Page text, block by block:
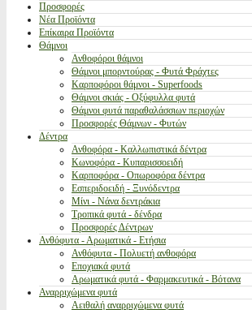
Προσφορές
Νέα Προϊόντα
Επίκαιρα Προϊόντα
Θάμνοι
Ανθοφόροι θάμνοι
Θάμνοι μπορντούρας - Φυτά Φράχτες
Καρποφόροι θάμνοι - Superfoods
Θάμνοι σκιάς - Οξύφυλλα φυτά
Θάμνοι φυτά παραθαλάσσιων περιοχών
Προσφορές Θάμνων - Φυτών
Δέντρα
Ανθοφόρα - Καλλωπιστικά δέντρα
Κωνοφόρα - Κυπαρισσοειδή
Καρποφόρα - Οπωροφόρα δέντρα
Εσπεριδοειδή - Ξυνόδεντρα
Μίνι - Νάνα δεντράκια
Τροπικά φυτά - δένδρα
Προσφορές Δέντρων
Ανθόφυτα - Αρωματικά - Ετήσια
Ανθόφυτα - Πολυετή ανθοφόρα
Εποχιακά φυτά
Αρωματικά φυτά - Φαρμακευτικά - Βότανα
Αναρριχώμενα φυτά
Αειθαλή αναρριχώμενα φυτά